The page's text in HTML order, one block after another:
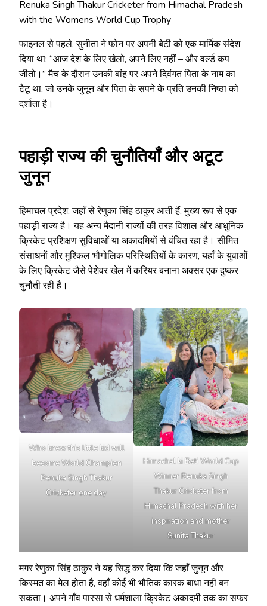
Renuka Singh Thakur Cricketer from Himachal Pradesh
with the Womens World Cup Trophy
फाइनल से पहले, सुनीता ने फोन पर अपनी बेटी को एक मार्मिक संदेश
दिया था: “आज देश के लिए खेलो, अपने लिए नहीं – और वर्ल्ड कप
जीतो।” मैच के दौरान उनकी बांह पर अपने दिवंगत पिता के नाम का
टैटू था, जो उनके जुनून और पिता के सपने के प्रति उनकी निष्ठा को
दर्शाता है।
पहाड़ी राज्य की चुनौतियाँ और अटूट
जुनून
हिमाचल प्रदेश, जहाँ से रेणुका सिंह ठाकुर आती हैं, मुख्य रूप से एक
पहाड़ी राज्य है। यह अन्य मैदानी राज्यों की तरह विशाल और आधुनिक
क्रिकेट प्रशिक्षण सुविधाओं या अकादमियों से वंचित रहा है। सीमित
संसाधनों और मुश्किल भौगोलिक परिस्थितियों के कारण, यहाँ के युवाओं
के लिए क्रिकेट जैसे पेशेवर खेल में करियर बनाना अक्सर एक दुष्कर
चुनौती रही है।
Who knew this little kid will
become World Champion
Renuka Singh Thakur
Cricketer one day
Himachal ki Beti World Cup
Winner Renuka Singh
Thakur Cricketer from
Himachal Pradesh with her
inspiration and mother
Sunita Thakur
मगर रेणुका सिंह ठाकुर ने यह सिद्ध कर दिया कि जहाँ जुनून और
किस्मत का मेल होता है, वहाँ कोई भी भौतिक कारक बाधा नहीं बन
सकता। अपने गाँव पारसा से धर्मशाला क्रिकेट अकादमी तक का सफर